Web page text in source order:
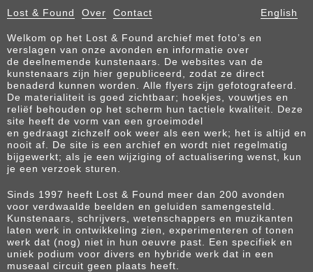
Lost & Found Over Contact English
Welkom op het Lost & Found archief met foto’s en
verslagen van onze avonden en informatie over
de deelnemende kunstenaars. De websites van de
kunstenaars zijn hier gepubliceerd, zodat ze direct
benaderd kunnen worden. Alle flyers zijn gefotografeerd.
De materialiteit is goed zichtbaar; hoekjes, vouwtjes en
reliëf behouden op het scherm hun tactiele kwaliteit. Deze
site heeft de vorm van een groeimodel
en gedraagt zichzelf ook weer als een werk; het is altijd en
nooit af. De site is een archief en wordt niet regelmatig
bijgewerkt; als je een wijziging of actualisering wenst, kun
je een verzoek sturen.
Sinds 1997 heeft Lost & Found meer dan 200 avonden
voor verdwaalde beelden en geluiden samengesteld.
Kunstenaars, schrijvers, wetenschappers en muzikanten
laten werk in ontwikkeling zien, experimenteren of tonen
werk dat (nog) niet in hun oeuvre past. Een specifiek en
uniek podium voor divers en hybride werk dat in een
museaal circuit geen plaats heeft.